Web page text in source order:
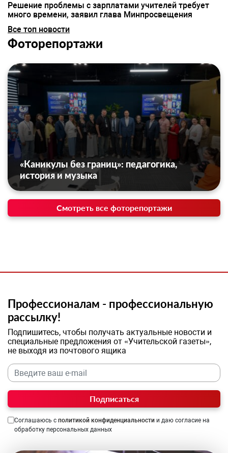
Решение проблемы с зарплатами учителей требует
много времени, заявил глава Минпросвещения
Все топ новости
Фоторепортажи
«Каникулы без границ»: педагогика,
история и музыка
Смотреть все фоторепортажи
Профессионалам - профессиональную
рассылку!
Подпишитесь, чтобы получать актуальные новости и
специальные предложения от «Учительской газеты»,
не выходя из почтового ящика
Подписаться
Соглашаюсь с политикой конфиденциальности и даю согласие на
обработку персональных данных